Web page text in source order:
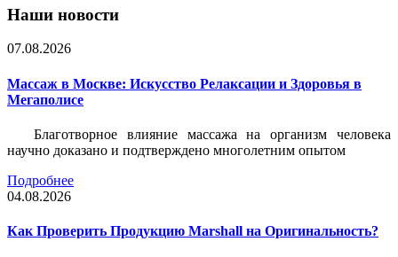
Наши новости
07.08.2026
Массаж в Москве: Искусство Релаксации и Здоровья в
Мегаполисе
Благотворное влияние массажа на организм человека
научно доказано и подтверждено многолетним опытом
Подробнее
04.08.2026
Как Проверить Продукцию Marshall на Оригинальность?